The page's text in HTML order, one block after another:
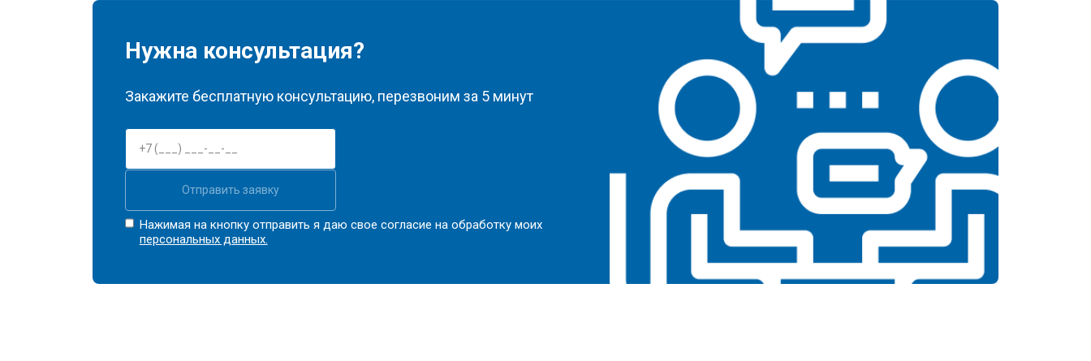
Нужна консультация?
Закажите бесплатную консультацию, перезвоним за 5 минут
Отправить заявку
Нажимая на кнопку отправить я даю свое согласие на обработку моих
персональных данных.